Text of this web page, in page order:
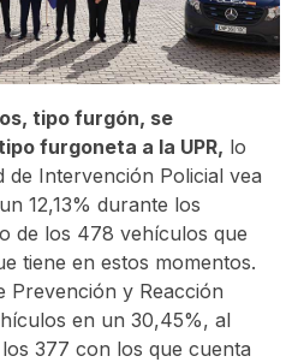
tipo furgón, se
furgoneta a la UPR, lo
de Intervención Policial vea
12,13% durante los
de los 478 vehículos que
tiene en estos momentos.
Prevención y Reacción
en un 30,45%, al
377 con los que cuenta